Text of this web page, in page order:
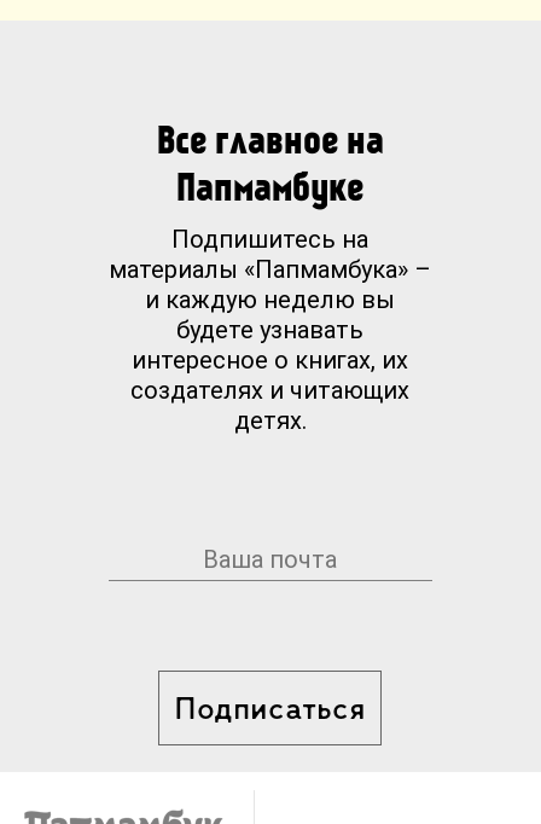
Все главное на
Папмамбуке
Подпишитесь на
материалы «Папмамбука» –
и каждую неделю вы
будете узнавать
интересное о книгах, их
создателях и читающих
детях.
Подписаться